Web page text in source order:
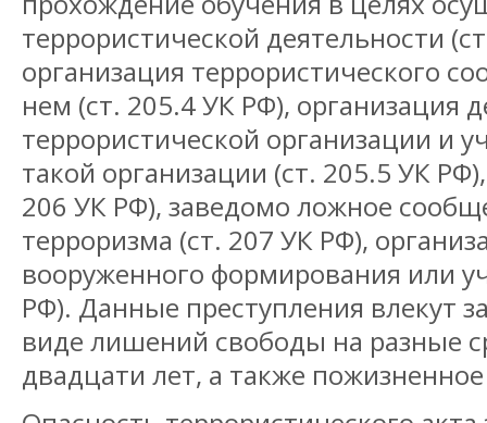
террористической деятельности
организация террористического
нем (ст. 205.4 УК РФ), организация
террористической организации и
такой организации (ст. 205.5 УК
206 УК РФ), заведомо ложное
терроризма (ст. 207 УК РФ),
вооруженного формирования или
РФ). Данные преступления влекут
виде лишений свободы на разные
двадцати лет, а также